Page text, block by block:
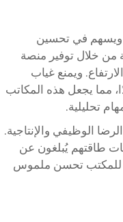
ويسهم في تحسين
من خلال توفير منصة
ويمنع غياب
مما يجعل هذه المكاتب
تحليلية.
الوظيفي والإنتاجية.
طاقتهم يُبلغون عن
للمكتب تحسن ملموس